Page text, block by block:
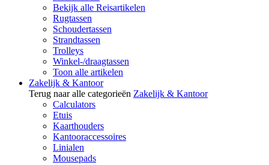
Bekijk alle Reisartikelen
Rugtassen
Schoudertassen
Strandtassen
Trolleys
Winkel-/draagtassen
Toon alle artikelen
Zakelijk & Kantoor
Terug naar alle categorieën Zakelijk & Kantoor
Calculators
Etuis
Kaarthouders
Kantooraccessoires
Linialen
Mousepads